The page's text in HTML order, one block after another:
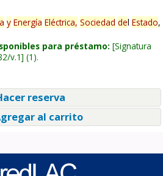
y Energía Eléctrica, Sociedad del Estado,
para préstamo: Signatura
v.1 (1).
reserva
al carrito